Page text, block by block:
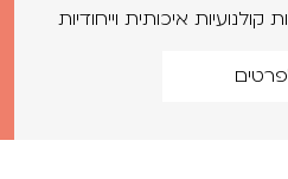
קולנועיות איכותית וייחודיות